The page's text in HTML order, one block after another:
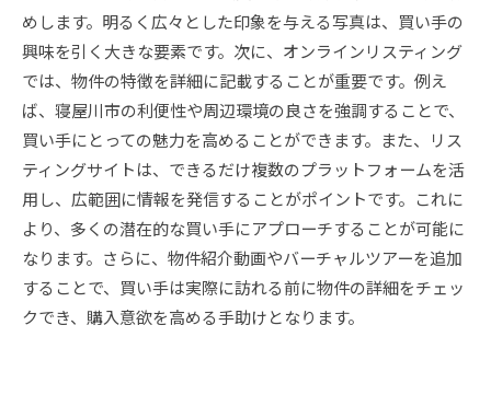
めします。明るく広々とした印象を与える写真は、買い手の
興味を引く大きな要素です。次に、オンラインリスティング
では、物件の特徴を詳細に記載することが重要です。例え
ば、寝屋川市の利便性や周辺環境の良さを強調することで、
買い手にとっての魅力を高めることができます。また、リス
ティングサイトは、できるだけ複数のプラットフォームを活
用し、広範囲に情報を発信することがポイントです。これに
より、多くの潜在的な買い手にアプローチすることが可能に
なります。さらに、物件紹介動画やバーチャルツアーを追加
することで、買い手は実際に訪れる前に物件の詳細をチェッ
クでき、購入意欲を高める手助けとなります。